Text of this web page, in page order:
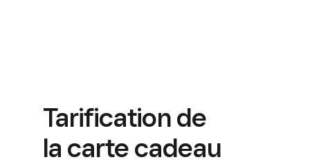
Tarification de
la carte cadeau